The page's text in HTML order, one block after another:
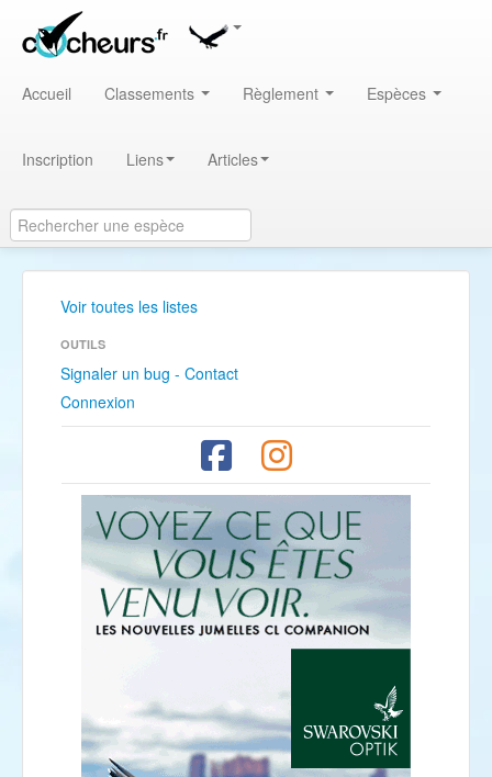
Accueil Classements Règlement Espèces
Inscription Liens Articles
Voir toutes les listes
OUTILS
Signaler un bug - Contact
Connexion